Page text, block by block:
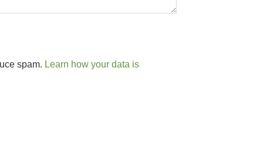
spam. Learn how your data is